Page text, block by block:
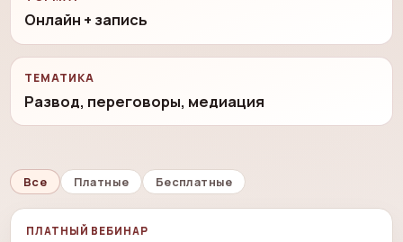
Онлайн + запись
ТЕМАТИКА
Развод, переговоры, медиация
Все Платные Бесплатные
ПЛАТНЫЙ ВЕБИНАР